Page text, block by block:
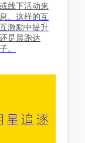
线下活动来
。这样的互
激励中提升
是晨跑达
。